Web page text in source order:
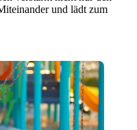
und lädt zum